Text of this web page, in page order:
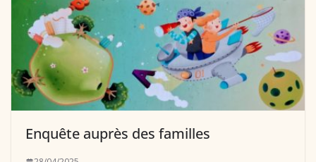
Enquête auprès des familles